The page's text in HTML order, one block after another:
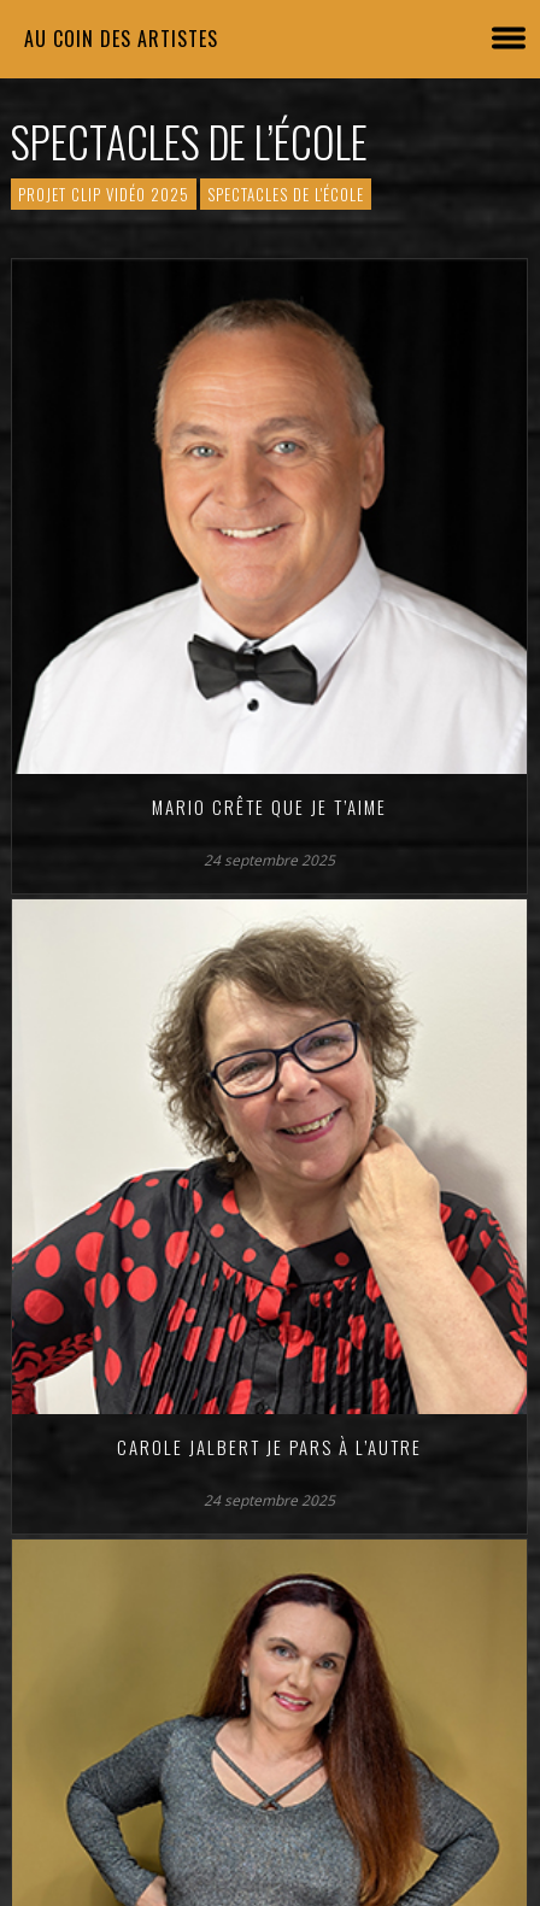
AU COIN DES ARTISTES
SPECTACLES DE L’ÉCOLE
PROJET CLIP VIDÉO 2025 SPECTACLES DE L'ÉCOLE
MARIO CRÊTE QUE JE T’AIME
24 septembre 2025
CAROLE JALBERT JE PARS À L’AUTRE
24 septembre 2025